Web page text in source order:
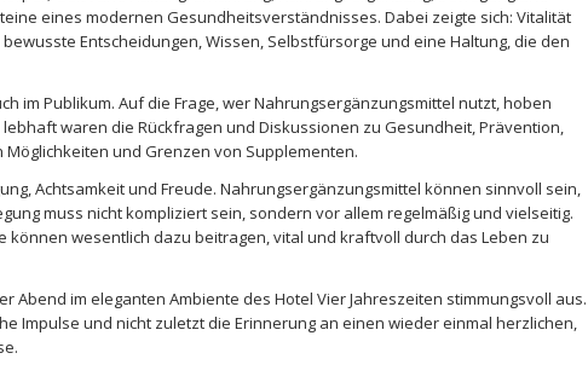
eines modernen Gesundheitsverständnisses. Dabei zeigte sich: Vitalität
Entscheidungen, Wissen, Selbstfürsorge und eine Haltung, die den
im Publikum. Auf die Frage, wer Nahrungsergänzungsmittel nutzt, hoben
waren die Rückfragen und Diskussionen zu Gesundheit, Prävention,
und Grenzen von Supplementen.
Achtsamkeit und Freude. Nahrungsergänzungsmittel können sinnvoll sein,
muss nicht kompliziert sein, sondern vor allem regelmäßig und vielseitig.
wesentlich dazu beitragen, vital und kraftvoll durch das Leben zu
Abend im eleganten Ambiente des Hotel Vier Jahreszeiten stimmungsvoll aus.
Impulse und nicht zuletzt die Erinnerung an einen wieder einmal herzlichen,